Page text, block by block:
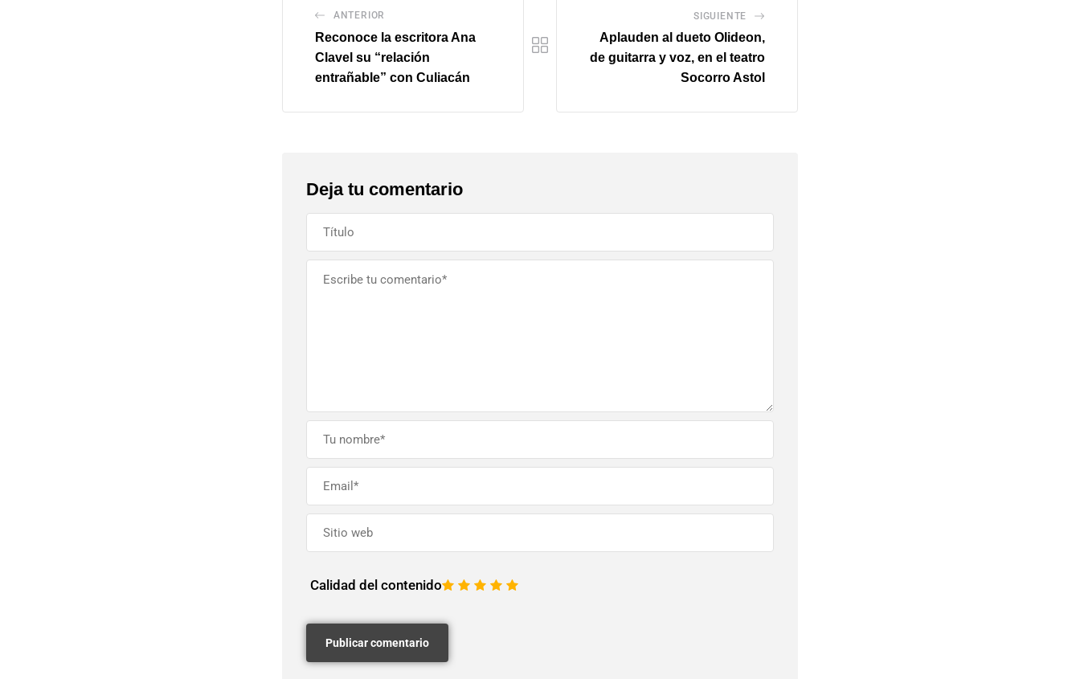
ANTERIOR
Reconoce la escritora Ana
Clavel su “relación
entrañable” con Culiacán
SIGUIENTE
Aplauden al dueto Olideon,
de guitarra y voz, en el teatro
Socorro Astol
Deja tu comentario
Calidad del contenido 5
4
3
2
1